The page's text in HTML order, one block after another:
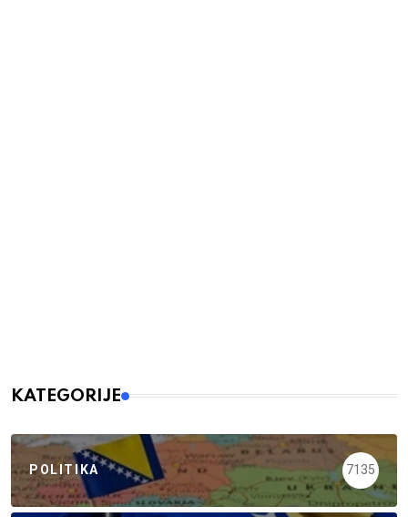
KATEGORIJE
POLITIKA 7135